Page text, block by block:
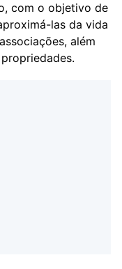
com o objetivo de
las da vida
além